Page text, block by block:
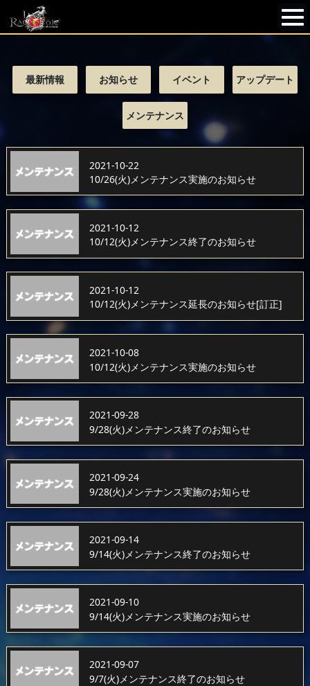
最新情報 お知らせ イベント アップデート
メンテナンス
2021-10-22
10/26(火)メンテナンス実施のお知らせ
2021-10-12
10/12(火)メンテナンス終了のお知らせ
2021-10-12
10/12(火)メンテナンス延長のお知らせ[訂正]
2021-10-08
10/12(火)メンテナンス実施のお知らせ
2021-09-28
9/28(火)メンテナンス終了のお知らせ
2021-09-24
9/28(火)メンテナンス実施のお知らせ
2021-09-14
9/14(火)メンテナンス終了のお知らせ
2021-09-10
9/14(火)メンテナンス実施のお知らせ
2021-09-07
9/7(火)メンテナンス終了のお知らせ